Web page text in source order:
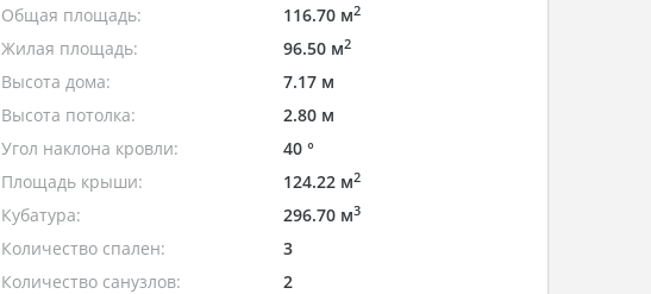
Общая площадь:
116.70 м2
Жилая площадь: 96.50 м2
Высота дома:
7.17 м
Высота потолка:
2.80 м
Угол наклона кровли:
40 °
Площадь крыши:
124.22 м2
Кубатура: 296.70 м3
Количество спален:
3
Количество санузлов:
2